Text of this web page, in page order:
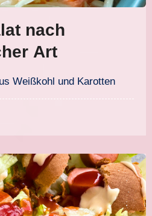
nach
Art
Weißkohl und Karotten